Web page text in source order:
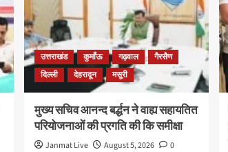
उत्तराखंड कुमाँऊ गढ़वाल
गैरसैण
दिल्ली
देहरादून मसूरी
मुख्य सचिव आनन्द बर्द्धन ने वाह्य सहायतित
परियोजनाओं की प्रगति की कि समीक्षा
Janmat Live August 5, 2026 0